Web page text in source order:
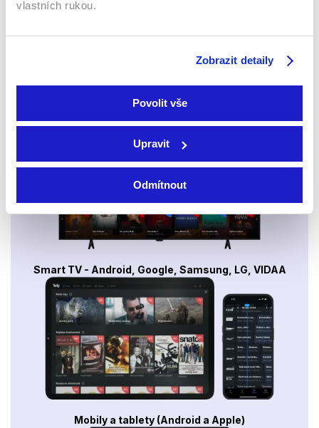
vlastních rukou.
Zobrazit detaily
Povolit vše
Upravit
Odmítnout
Sledovat internetovou televizi jde odkudkoliv
po celé EU, a to až na 6 zařízeních.
Smart TV - Android, Google, Samsung, LG, VIDAA
Mobily a tablety (Android a Apple)